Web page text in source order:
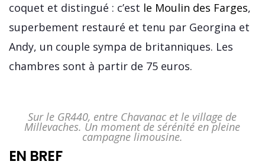
coquet et distingué : c’est le Moulin des Farges,
superbement restauré et tenu par Georgina et
Andy, un couple sympa de britanniques. Les
chambres sont à partir de 75 euros.
Sur le GR440, entre Chavanac et le village de
Millevaches. Un moment de sérénité en pleine
campagne limousine.
EN BREF